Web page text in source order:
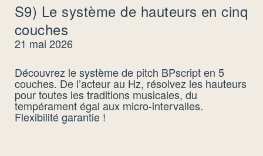
S9) Le système de hauteurs en cinq
couches
21 mai 2026
Découvrez le système de pitch BPscript en 5
couches. De l’acteur au Hz, résolvez les hauteurs
pour toutes les traditions musicales, du
tempérament égal aux micro-intervalles.
Flexibilité garantie !